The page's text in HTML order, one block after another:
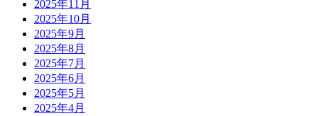
2025年11月
2025年10月
2025年9月
2025年8月
2025年7月
2025年6月
2025年5月
2025年4月